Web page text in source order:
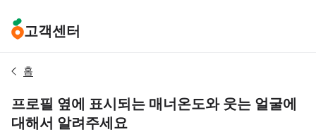
고객센터
홈
프로필 옆에 표시되는 매너온도와 웃는 얼굴에
대해서 알려주세요